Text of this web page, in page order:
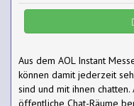
Aus dem AOL Instant
können damit jederzeit
sind und mit ihnen
öffentliche Chat-Räume